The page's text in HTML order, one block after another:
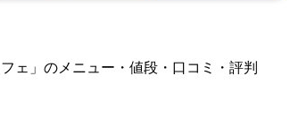
ェ」のメニュー・値段・口コミ・評判